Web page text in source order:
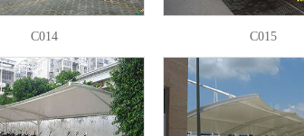
C014 C015